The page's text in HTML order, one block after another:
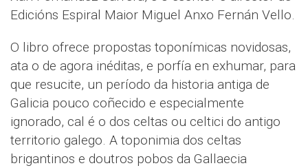
Edicións Espiral Maior Miguel Anxo Fernán Vello.
O libro ofrece propostas toponímicas novidosas,
ata o de agora inéditas, e porfía en exhumar, para
que resucite, un período da historia antiga de
Galicia pouco coñecido e especialmente
ignorado, cal é o dos celtas ou celtici do antigo
territorio galego. A toponimia dos celtas
brigantinos e doutros pobos da Gallaecia